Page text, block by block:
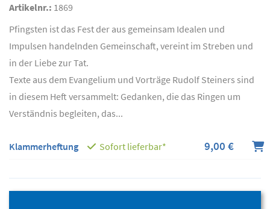
Artikelnr.: 1869
Pfingsten ist das Fest der aus gemeinsam Idealen und
Impulsen handelnden Gemeinschaft, vereint im Streben und
in der Liebe zur Tat.
Texte aus dem Evangelium und Vorträge Rudolf Steiners sind
in diesem Heft versammelt: Gedanken, die das Ringen um
Verständnis begleiten, das...
Klammerheftung Sofort lieferbar* 9,00 €